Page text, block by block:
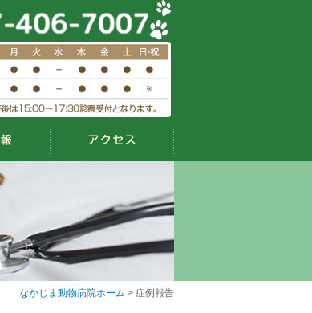
なかじま動物病院ホーム > 症例報告